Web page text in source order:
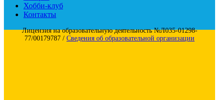
Хобби-клуб
Контакты
Лицензия на образовательную деятельность №Л035-01298-
77/00179787 / Сведения об образовательной организации